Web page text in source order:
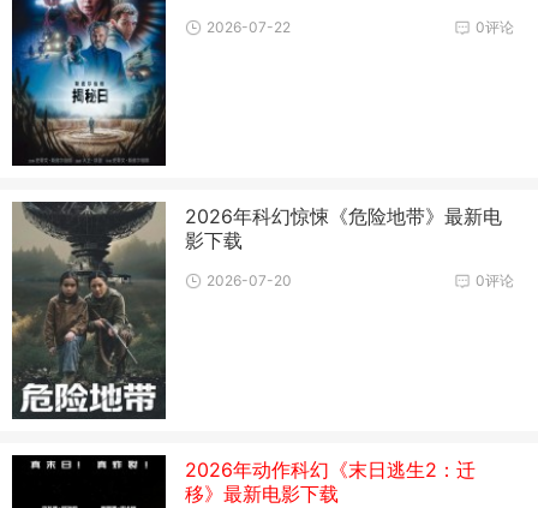
0评论
2026-07-22
2026年科幻惊悚《危险地带》最新电
影下载
0评论
2026-07-20
2026年动作科幻《末日逃生2：迁
移》最新电影下载